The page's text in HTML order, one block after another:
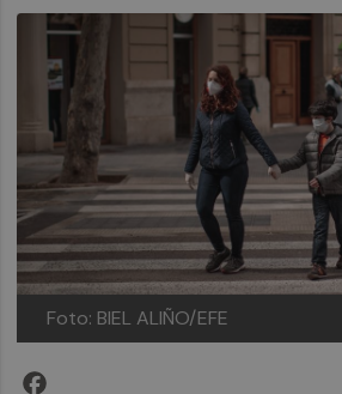
Foto: BIEL ALIÑO/EFE